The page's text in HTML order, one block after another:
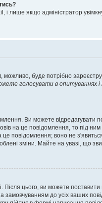
лише якщо адміністратор
буде потрібно
голосувати в опитуваннях і
Ви можете відредагувати
на це повідомлення, то під ним
це повідомлення; воно не
зміни. Майте на увазі, що
цього, ви можете поставити
до усіх ваших